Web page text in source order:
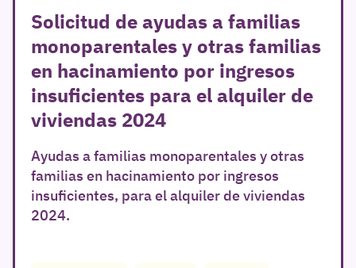
Solicitud de ayudas a familias
monoparentales y otras familias
en hacinamiento por ingresos
insuficientes para el alquiler de
viviendas 2024
Ayudas a familias monoparentales y otras
familias en hacinamiento por ingresos
insuficientes, para el alquiler de viviendas
2024.